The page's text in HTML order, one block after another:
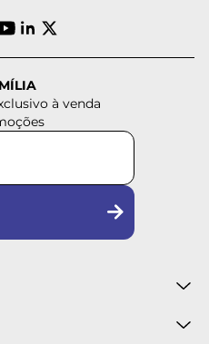
à venda